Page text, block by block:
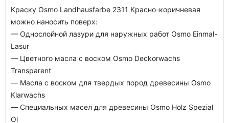
Краску Osmo Landhausfarbe 2311 Красно-коричневая
можно наносить поверх:
— Однослойной лазури для наружных работ Osmo Einmal-
Lasur
— Цветного масла с воском Osmo Deckorwachs
Transparent
— Масла с воском для твердых пород древесины Osmo
Klarwachs
— Специальных масел для древесины Osmo Holz Spezial
Ol